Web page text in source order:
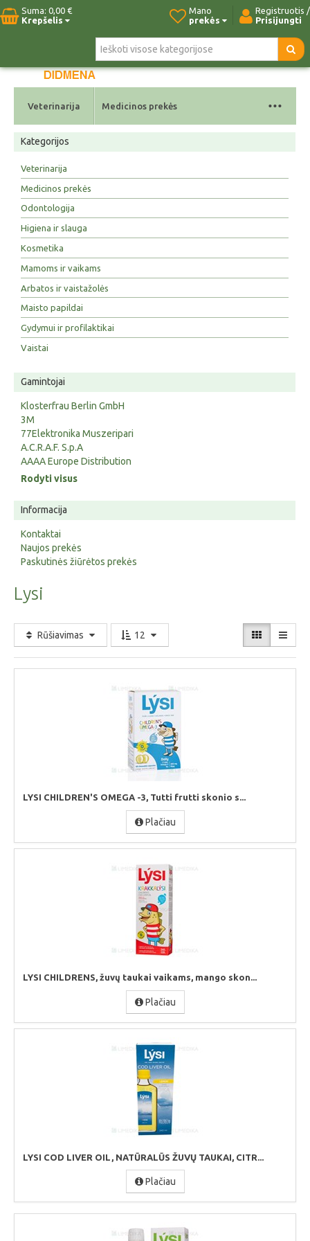
Suma: 0,00 €
Krepšelis
Registruotis /
Prisijungti
Mano
prekės
Pradžia Naujos prekės Kontaktai
Veterinarija Medicinos prekės ...
Kategorijos
Veterinarija
Medicinos prekės
Odontologija
Higiena ir slauga
Kosmetika
Mamoms ir vaikams
Arbatos ir vaistažolės
Maisto papildai
Gydymui ir profilaktikai
Vaistai
Gamintojai
Klosterfrau Berlin GmbH
3M
77Elektronika Muszeripari
A.C.R.A.F. S.p.A
AAAA Europe Distribution
Rodyti visus
Informacija
Kontaktai
Naujos prekės
Paskutinės žiūrėtos prekės
Lysi
Rūšiavimas 12
LYSI CHILDREN'S OMEGA -3, Tutti frutti skonio s...
Plačiau
LYSI CHILDRENS, žuvų taukai vaikams, mango skon...
Plačiau
LYSI COD LIVER OIL, NATŪRALŪS ŽUVŲ TAUKAI, CITR...
Plačiau